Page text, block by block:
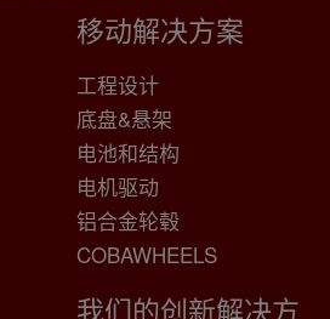
移动解决方案
工程设计
底盘&悬架
电池和结构
电机驱动
铝合金轮毂
COBAWHEELS
我们的创新解决方